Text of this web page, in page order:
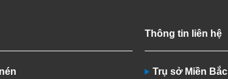
Thông tin liên hệ
Trụ sở Miền Bắc